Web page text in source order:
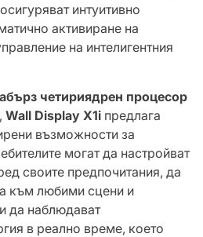
интуитивно
активиране на
на интелигентния
четириядрен процесор
Wall Display X1i предлага
възможности за
могат да настройват
своите предпочитания, да
към любими сцени и
да наблюдават
в реално време, което